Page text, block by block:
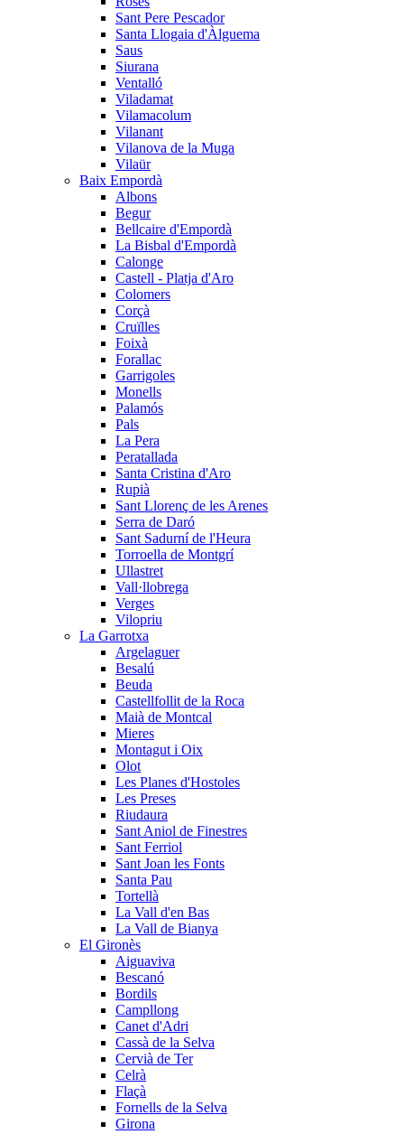
Sant Pere Pescador
Santa Llogaia d'Àlguema
Saus
Siurana
Ventalló
Viladamat
Vilamacolum
Vilanant
Vilanova de la Muga
Vilaür
Baix Empordà
Albons
Begur
Bellcaire d'Empordà
La Bisbal d'Empordà
Calonge
Castell - Platja d'Aro
Colomers
Corçà
Cruïlles
Foixà
Forallac
Garrigoles
Monells
Palamós
Pals
La Pera
Peratallada
Santa Cristina d'Aro
Rupià
Sant Llorenç de les Arenes
Serra de Daró
Sant Sadurní de l'Heura
Torroella de Montgrí
Ullastret
Vall·llobrega
Verges
Vilopriu
La Garrotxa
Argelaguer
Besalú
Beuda
Castellfollit de la Roca
Maià de Montcal
Mieres
Montagut i Oix
Olot
Les Planes d'Hostoles
Les Preses
Riudaura
Sant Aniol de Finestres
Sant Ferriol
Sant Joan les Fonts
Santa Pau
Tortellà
La Vall d'en Bas
La Vall de Bianya
El Gironès
Aiguaviva
Bescanó
Bordils
Campllong
Canet d'Adri
Cassà de la Selva
Cervià de Ter
Celrà
Flaçà
Fornells de la Selva
Girona